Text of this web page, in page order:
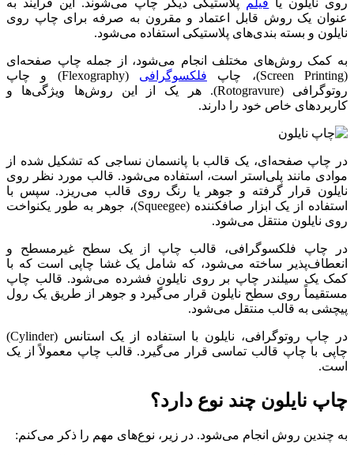
روی نایلون یا فیلم پلاستیکی دیگر چاپ می‌شوند. این فرایند به
عنوان یک روش قابل اعتماد و مقرون به صرفه برای چاپ روی
نایلون و بسته بندی‌های پلاستیکی استفاده می‌شود.
به کمک روش‌های مختلف انجام می‌شود، از جمله چاپ صفحه‌ای
(Screen Printing)، چاپ
فلکسوگرافی
(Flexography) و چاپ
روتوگرافی (Rotogravure). هر یک از این روش‌ها ویژگی‌ها و
کاربردهای خاص خود را دارند.
در چاپ صفحه‌ای، یک قالب با پانسمان نساجی که تشکیل شده از
موادی مانند پلی‌استر است، استفاده می‌شود. قالب مورد نظر روی
نایلون قرار گرفته و جوهر یا رنگ روی قالب می‌ریزد. سپس با
استفاده از یک ابزار صافکننده (Squeegee)، جوهر به طور یکنواخت
روی نایلون منتقل می‌شود.
در چاپ فلکسوگرافی، قالب چاپ از یک سطح غیرمسطح و
انعطاف‌پذیر ساخته می‌شود، که شامل یک غشا چاپی است که با
کمک یک سیلندر چاپ بر روی نایلون فشرده می‌شود. قالب چاپ
مستقیماً روی سطح نایلون قرار می‌گیرد و جوهر از طریق یک رول
پیچشی به قالب منتقل می‌شود.
در چاپ روتوگرافی، نایلون با استفاده از یک استانس (Cylinder)
چاپی با چاپ قالب تماسی قرار می‌گیرد. قالب چاپ معمولاً از یک
است.
چاپ نایلون چند نوع دارد؟
به چندین روش انجام می‌شود. در زیر، نوع‌های مهم را ذکر می‌کنم: